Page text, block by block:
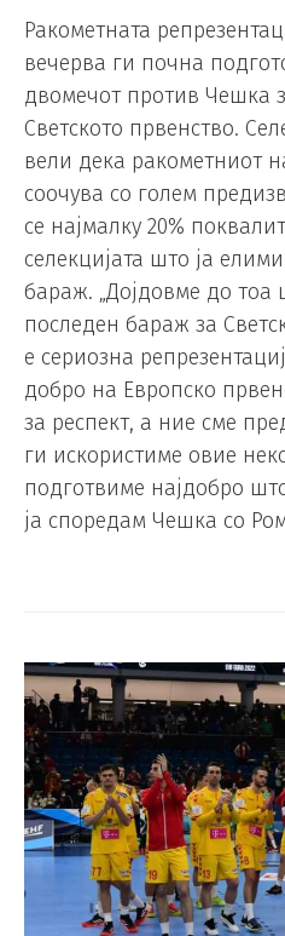
Ракометната
вечерва ги почна
двомечот против Чешка
Светското првенство.
вели дека ракометниот
соочува со голем
се најмалку 20%
селекцијата што ја
бараж. „Дојдовме до тоа
последен бараж за
е сериозна
добро на Европско
за респект, а ние сме
ги искористиме овие
подготвиме најдобро
ја споредам Чешка со